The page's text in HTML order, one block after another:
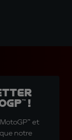
!
et
notre